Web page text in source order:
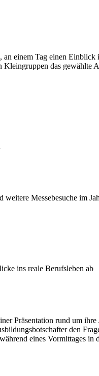
einem Tag einen
das gewählte
Messebesuche im
ins reale Berufsleben ab
Präsentation rund um
den
eines Vormittages in